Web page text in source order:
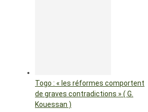
Togo : « les réformes comportent
de graves contradictions » ( G.
Kouessan )